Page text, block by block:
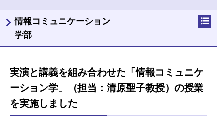
実演と講義を組み合わせた「情報コミュニケ
ーション学」（担当：清原聖子教授）の授業
を実施しました
情報コミュニケーション
学部